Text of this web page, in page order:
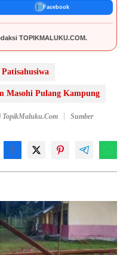
Facebook
Masohi Pulang Kampung
TopikMaluku.com
Sumber